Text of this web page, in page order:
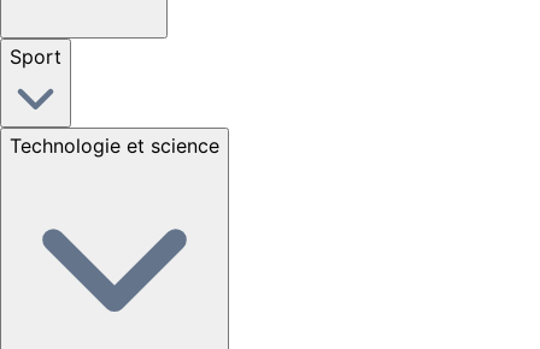
Sport
Technologie et science